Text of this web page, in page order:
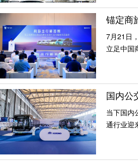
锚定商
7月21日
立足中国
国内公
当下国内
通行业迎